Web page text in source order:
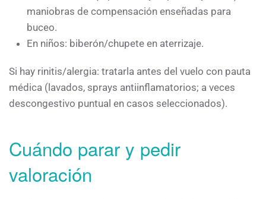
maniobras de compensación enseñadas para
buceo.
En niños: biberón/chupete en aterrizaje.
Si hay rinitis/alergia: tratarla antes del vuelo con pauta
médica (lavados, sprays antiinflamatorios; a veces
descongestivo puntual en casos seleccionados).
Cuándo parar y pedir
valoración